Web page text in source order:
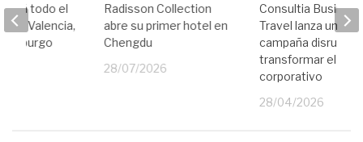
Radisson Collection
abre su primer hotel en
Chengdu
28/07/2026
Consultia Business
Travel lanza una
campaña
transformar el
corporativo
28/04/2026
todo el
a Valencia,